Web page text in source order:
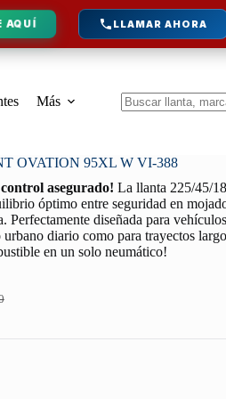
AQUÍ LLAMAR AHORA
Más
OVATION 95XL W VI-388
asegurado! La llanta 225/45/
óptimo entre seguridad en
Perfectamente diseñada para
diario como para trayectos
en un solo neumático!